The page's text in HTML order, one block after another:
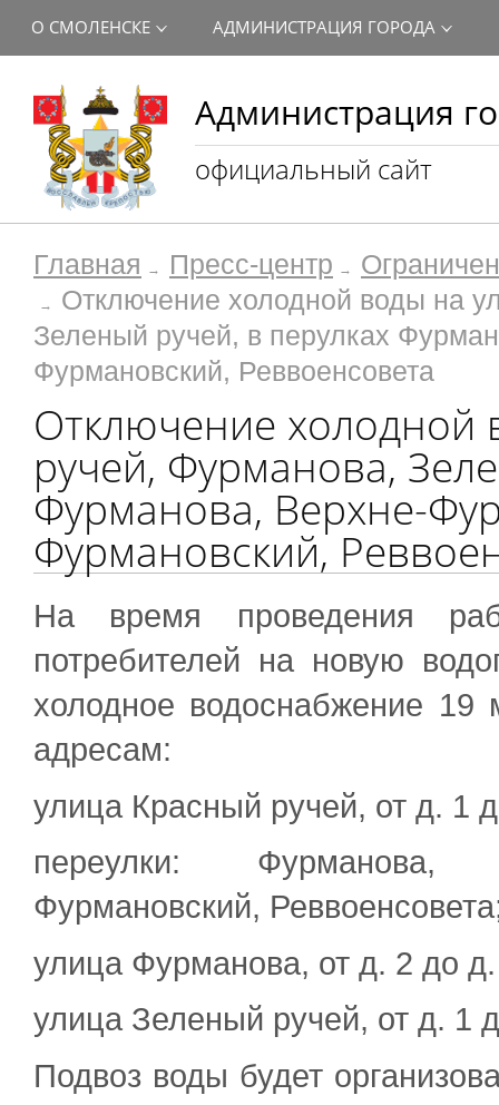
Администрация
официальный сайт
О СМОЛЕНСКЕ АДМИНИСТРАЦИЯ ГОРОДА
Главная Пресс-центр
Отключение холодной воды на
Зеленый ручей, в перулках
Фурмановский, Реввоенсовета
Отключение холодной
ручей, Фурманова,
Фурманова, Верхне-
Фурмановский,
На время проведения
потребителей на новую
холодное водоснабжение
адресам:
улица Красный ручей, от д. 1
переулки: Фурманова,
Фурмановский,
улица Фурманова, от д. 2 до
улица Зеленый ручей, от д. 1
Подвоз воды будет